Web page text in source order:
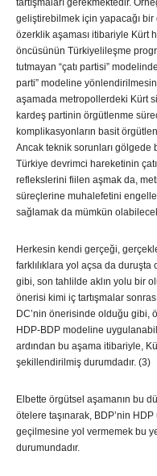
tartışmaları gerekmektedir.
geliştirebilmek için yapacağı
özerklik aşaması itibariyle Kürt
öncüsünün Türkiyelileşme
tutmayan “çatı partisi”
parti” modeline
aşamada metropollerdeki Kürt
kardeş partinin örgütlenme
komplikasyonların basit
Ancak teknik sorunları gölgede
Türkiye devrimci hareketinin
reflekslerini fiilen aşmak da,
süreçlerine muhalefetini
sağlamak da mümkün
Herkesin kendi gerçeği,
farklılıklara yol açsa da
gibi, son tahlilde aklın yolu bir
önerisi kimi iç tartışmalar
DC’nin önerisinde olduğu gibi,
HDP-BDP modeline
ardından bu aşama itibariyle,
şekillendirilmiş durumdadır. (3)
Elbette örgütsel aşamanın bu
ötelere taşınarak, BDP’nin
geçilmesine yol vermemek bu
durumundadır.